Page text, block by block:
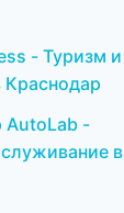
- Туризм и
Краснодар
AutoLab -
в